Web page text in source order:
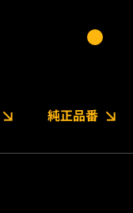
純正品番